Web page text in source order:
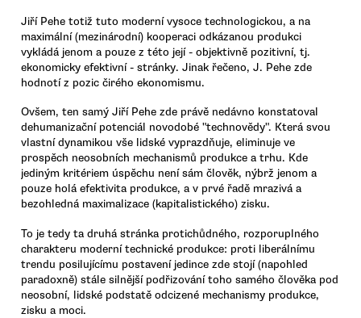
Jiří Pehe totiž tuto moderní vysoce technologickou, a na
maximální (mezinárodní) kooperaci odkázanou produkci
vykládá jenom a pouze z této její - objektivně pozitivní, tj.
ekonomicky efektivní - stránky. Jinak řečeno, J. Pehe zde
hodnotí z pozic čirého ekonomismu.
Ovšem, ten samý Jiří Pehe zde právě nedávno konstatoval
dehumanizační potenciál novodobé "technovědy". Která svou
vlastní dynamikou vše lidské vyprazdňuje, eliminuje ve
prospěch neosobních mechanismů produkce a trhu. Kde
jediným kritériem úspěchu není sám člověk, nýbrž jenom a
pouze holá efektivita produkce, a v prvé řadě mrazivá a
bezohledná maximalizace (kapitalistického) zisku.
To je tedy ta druhá stránka protichůdného, rozporuplného
charakteru moderní technické produkce: proti liberálnímu
trendu posilujícímu postavení jedince zde stojí (napohled
paradoxně) stále silnější podřizování toho samého člověka pod
neosobní, lidské podstatě odcizené mechanismy produkce,
zisku a moci.